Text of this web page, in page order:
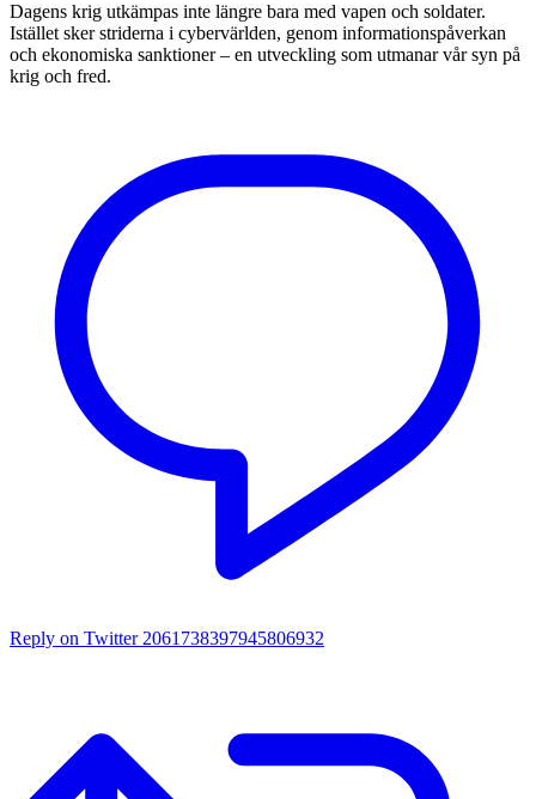
Dagens krig utkämpas inte längre bara med vapen och soldater.
Istället sker striderna i cybervärlden, genom informationspåverkan
och ekonomiska sanktioner – en utveckling som utmanar vår syn på
krig och fred.
Reply on Twitter 2061738397945806932